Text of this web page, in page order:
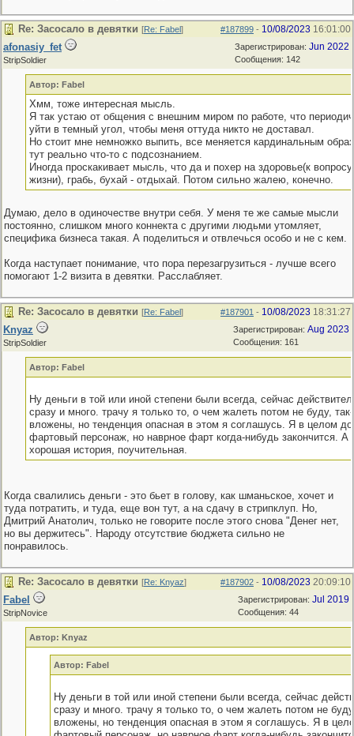
#187899 - 10/08/2023 16:01:00
Re: Засосало в девятки [Re: Fabel]
Зарегистрирован: Jun 2022
Сообщения: 142
afonasiy_fet
StripSoldier
Автор: Fabel
Хмм, тоже интересная мысль.
Я так устаю от общения с внешним миром по работе, что
уйти в темный угол, чтобы меня оттуда никто не доставал.
Но стоит мне немножко выпить, все меняется кардинальным
тут реально что-то с подсознанием.
Иногда проскакивает мысль, что да и похер на здоровье(к
жизни), грабь, бухай - отдыхай. Потом сильно жалею, конечно.
Думаю, дело в одиночестве внутри себя. У меня те же самые мысли
постоянно, слишком много коннекта с другими людьми утомляет,
специфика бизнеса такая. А поделиться и отвлечься особо и не с кем.
Когда наступает понимание, что пора перезагрузиться - лучше всего
помогают 1-2 визита в девятки. Расслабляет.
#187901 - 10/08/2023 18:31:27
Re: Засосало в девятки [Re: Fabel]
Зарегистрирован: Aug 2023
Сообщения: 161
Knyaz
StripSoldier
Автор: Fabel
Ну деньги в той или иной степени были всегда, сейчас
сразу и много. трачу я только то, о чем жалеть потом не буду,
вложены, но тенденция опасная в этом я соглашусь. Я в целом
фартовый персонаж, но наврное фарт когда-нибудь закончится. А
хорошая история, поучительная.
Когда свалились деньги - это бьет в голову, как шманьское, хочет и
туда потратить, и туда, еще вон тут, а на сдачу в стрипклуп. Но,
Дмитрий Анатолич, только не говорите после этого снова "Денег нет,
но вы держитесь". Народу отсутствие бюджета сильно не
понравилось.
#187902 - 10/08/2023 20:09:10
Re: Засосало в девятки [Re: Knyaz]
Зарегистрирован: Jul 2019
Сообщения: 44
Fabel
StripNovice
Автор: Knyaz
Автор: Fabel
Ну деньги в той или иной степени были всегда, сейчас
сразу и много. трачу я только то, о чем жалеть потом не
вложены, но тенденция опасная в этом я соглашусь. Я в